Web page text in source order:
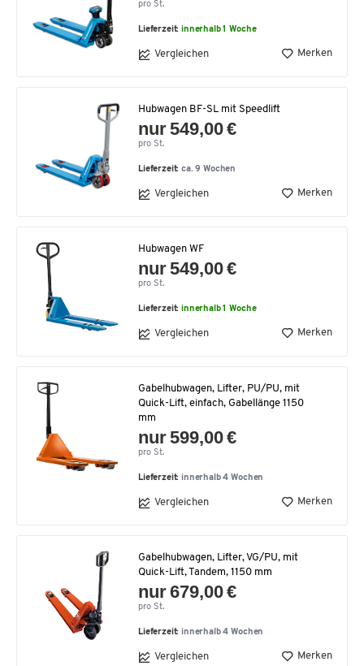
pro St.
Lieferzeit:innerhalb 1 Woche
Vergleichen Merken
Hubwagen BF-SL mit Speedlift
nur 549,00 €
pro St.
Lieferzeit:ca. 9 Wochen
Vergleichen Merken
Hubwagen WF
nur 549,00 €
pro St.
Lieferzeit:innerhalb 1 Woche
Vergleichen Merken
Gabelhubwagen, Lifter, PU/PU, mit
Quick-Lift, einfach, Gabellänge 1150
mm
nur 599,00 €
pro St.
Lieferzeit: innerhalb 4 Wochen
Vergleichen Merken
Gabelhubwagen, Lifter, VG/PU, mit
Quick-Lift, Tandem, 1150 mm
nur 679,00 €
pro St.
Lieferzeit: innerhalb 4 Wochen
Vergleichen Merken